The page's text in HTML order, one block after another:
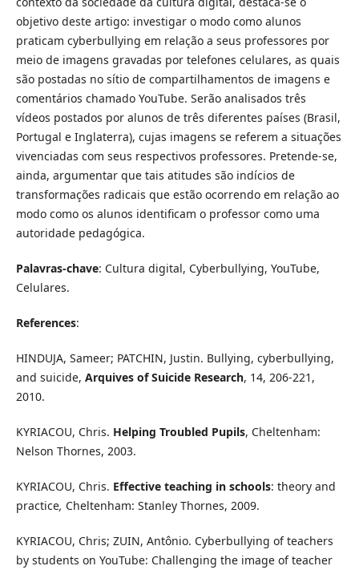
objetivo deste artigo: investigar o modo como alunos
praticam cyberbullying em relação a seus professores por
meio de imagens gravadas por telefones celulares, as quais
são postadas no sítio de compartilhamentos de imagens e
comentários chamado YouTube. Serão analisados três
vídeos postados por alunos de três diferentes países (Brasil,
Portugal e Inglaterra), cujas imagens se referem a situações
vivenciadas com seus respectivos professores. Pretende-se,
ainda, argumentar que tais atitudes são indícios de
transformações radicais que estão ocorrendo em relação ao
modo como os alunos identificam o professor como uma
autoridade pedagógica.
Palavras-chave: Cultura digital, Cyberbullying, YouTube,
Celulares.
References:
HINDUJA, Sameer; PATCHIN, Justin. Bullying, cyberbullying,
and suicide, Arquives of Suicide Research, 14, 206-221,
2010.
KYRIACOU, Chris. Helping Troubled Pupils, Cheltenham:
Nelson Thornes, 2003.
KYRIACOU, Chris. Effective teaching in schools: theory and
practice, Cheltenham: Stanley Thornes, 2009.
KYRIACOU, Chris; ZUIN, Antônio. Cyberbullying of teachers
by students on YouTube: Challenging the image of teacher